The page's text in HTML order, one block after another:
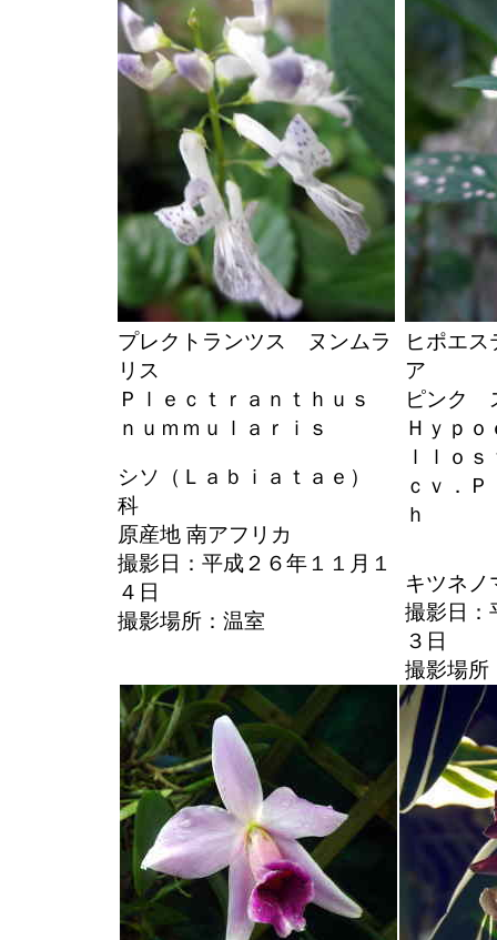
プレクトランツス ヌンムラ
リス
Ｐｌｅｃｔｒａｎｔｈｕｓ
ｎｕｍｍｕｌａｒｉｓ
シソ（Ｌａｂｉａｔａｅ）
科
原産地 南アフリカ
撮影日：平成２６年１１月１
４日
撮影場所：温室
ヒポエ
ア
ピンク
Ｈｙｐ
ｌｌｏ
ｃｖ．
ｈ
キツネノ
撮影日：
３日
撮影場